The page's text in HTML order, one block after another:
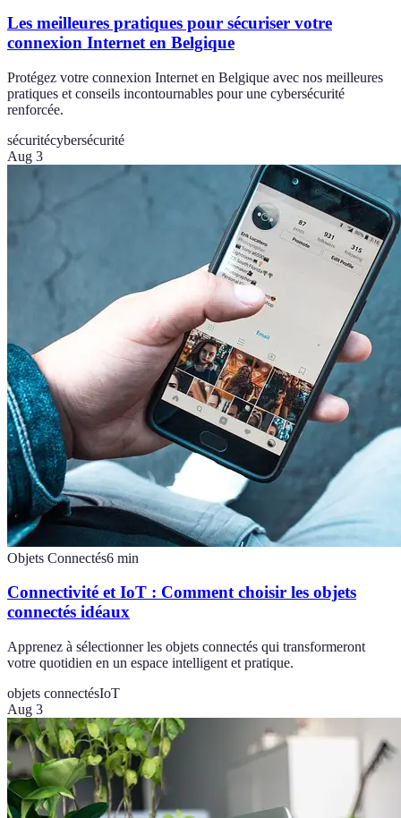
Les meilleures pratiques pour sécuriser votre
connexion Internet en Belgique
Protégez votre connexion Internet en Belgique avec nos meilleures
pratiques et conseils incontournables pour une cybersécurité
renforcée.
sécuritécybersécurité
Aug 3
Objets Connectés6 min
Connectivité et IoT : Comment choisir les objets
connectés idéaux
Apprenez à sélectionner les objets connectés qui transformeront
votre quotidien en un espace intelligent et pratique.
objets connectésIoT
Aug 3